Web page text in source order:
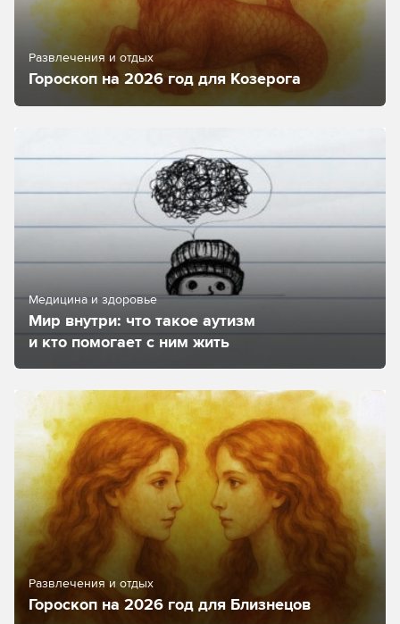
Развлечения и отдых
Гороскоп на 2026 год для Козерога
Медицина и здоровье
Мир внутри: что такое аутизм
и кто помогает с ним жить
Развлечения и отдых
Гороскоп на 2026 год для Близнецов